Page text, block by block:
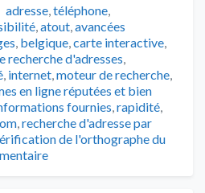
Catégories
adresse,téléphone,
,atout,avancées
, belgique,carte interactive,
recherche d'adresses,
, internet,moteur de recherche,
en ligne réputées et bien
fournies,rapidité,
,recherche d'adresse par
de l'orthographe du